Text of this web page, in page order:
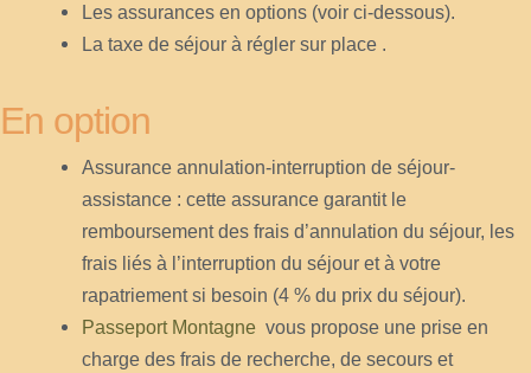
Les assurances en options (voir ci-dessous).
La taxe de séjour à régler sur place .
En option
Assurance annulation-interruption de séjour-
assistance : cette assurance garantit le
remboursement des frais d’annulation du séjour, les
frais liés à l’interruption du séjour et à votre
rapatriement si besoin (4 % du prix du séjour).
Passeport Montagne vous propose une prise en
charge des frais de recherche, de secours et